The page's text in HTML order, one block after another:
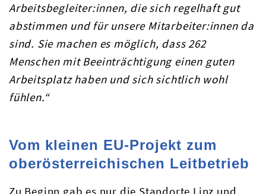
Arbeitsbegleiter:innen, die sich regelhaft gut
abstimmen und für unsere Mitarbeiter:innen da
sind. Sie machen es möglich, dass 262
Menschen mit Beeinträchtigung einen guten
Arbeitsplatz haben und sich sichtlich wohl
fühlen.“
Vom kleinen EU-Projekt zum
oberösterreichischen Leitbetrieb
Zu Beginn gab es nur die Standorte Linz und